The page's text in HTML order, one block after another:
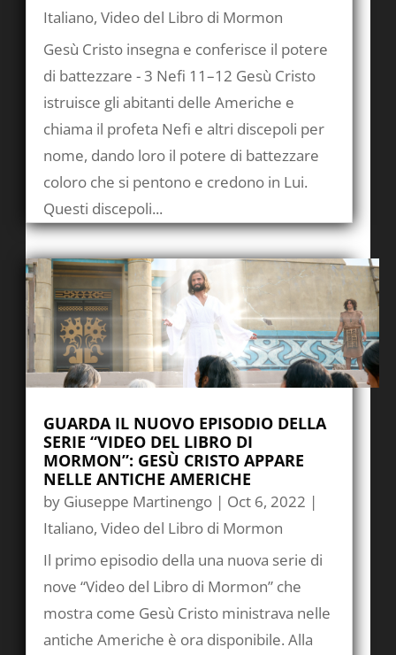
Italiano,Video del Libro di Mormon
Gesù Cristo insegna e conferisce il potere
di battezzare - 3 Nefi 11–12 Gesù Cristo
istruisce gli abitanti delle Americhe e
chiama il profeta Nefi e altri discepoli per
nome, dando loro il potere di battezzare
coloro che si pentono e credono in Lui.
Questi discepoli...
GUARDA IL NUOVO EPISODIO DELLA
SERIE “VIDEO DEL LIBRO DI
MORMON”: GESÙ CRISTO APPARE
NELLE ANTICHE AMERICHE
by Giuseppe Martinengo | Oct 6, 2022 |
Italiano,Video del Libro di Mormon
Il primo episodio della una nuova serie di
nove “Video del Libro di Mormon” che
mostra come Gesù Cristo ministrava nelle
antiche Americhe è ora disponibile. Alla